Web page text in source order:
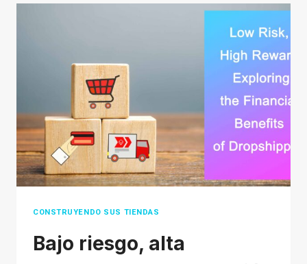
EN
TODO
QUE
NECESITAS
SABER
SOBRE
LOS
ENVÍOS
DHGATE
CONSTRUYENDO SUS TIENDAS
Bajo riesgo, alta